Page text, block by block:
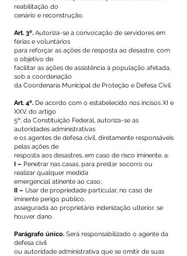
reabilitação do
cenário e reconstrução.
Art. 3º. Autoriza-se a convocação de servidores em
férias e voluntários
para reforçar as ações de resposta ao desastre, com
o objetivo de
facilitar as ações de assistência à população afetada,
sob a coordenação
da Coordenaria Municipal de Proteção e Defesa Civil.
Art. 4º. De acordo com o estabelecido nos incisos XI e
XXV, do artigo
5º, da Constituição Federal, autoriza-se as
autoridades administrativas
e os agentes de defesa civil, diretamente responsáveis
pelas ações de
resposta aos desastres, em caso de risco iminente, a:
I – Penetrar nas casas, para prestar socorro ou
realizar qualquer medida
emergencial atinente ao caso;
II – Usar de propriedade particular, no caso de
iminente perigo público,
assegurada ao proprietário indenização ulterior, se
houver dano.
Parágrafo único. Será responsabilizado o agente da
defesa civil
ou autoridade administrativa que se omitir de suas